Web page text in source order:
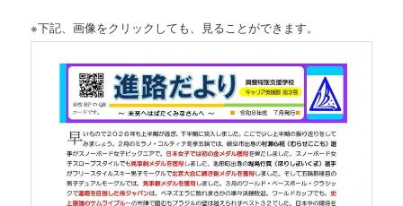
※下記、画像をクリックしても、見ることができます。